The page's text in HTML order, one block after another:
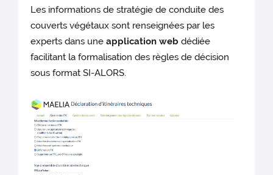
Les informations de stratégie de conduite des
couverts végétaux sont renseignées par les
experts dans uneapplication web dédiée
facilitant la formalisation des règles de décision
sous format SI-ALORS.